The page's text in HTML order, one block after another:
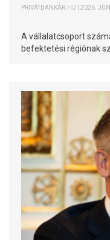
PRIVÁTBANKÁR.HU | 2026.
A vállalatcsoport
befektetési régiónak